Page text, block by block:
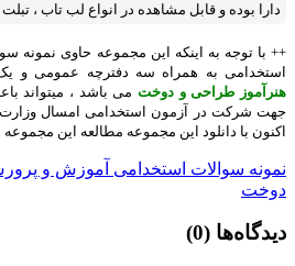
دارا بوده و قابل مشاهده در انواع لب تاب ،
++ با توجه به اینکه این مجموعه حاوی نمونه
استخدامی به همراه سه دفترچه عمومی و
هنرآموز طراحی و دوخت می باشد ، میتواند
جهت شرکت در آزمون استخدامی امسال
اکنون با دانلود این مجموعه مطالعه این
نمونه سوالات استخدامی آموزش و
دوخت
دیدگاه‌ها (0)